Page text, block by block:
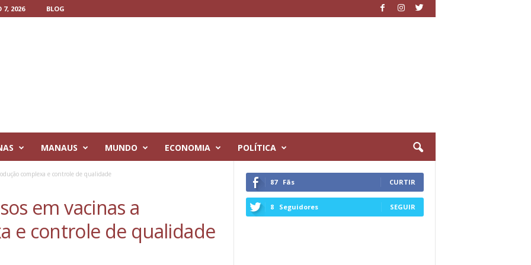
7, 2026 BLOG
MANAUS MUNDO ECONOMIA POLÍTICA
complexa e controle de qualidade
em vacinas a
e controle de qualidade
87 Fãs CURTIR
8 Seguidores SEGUIR